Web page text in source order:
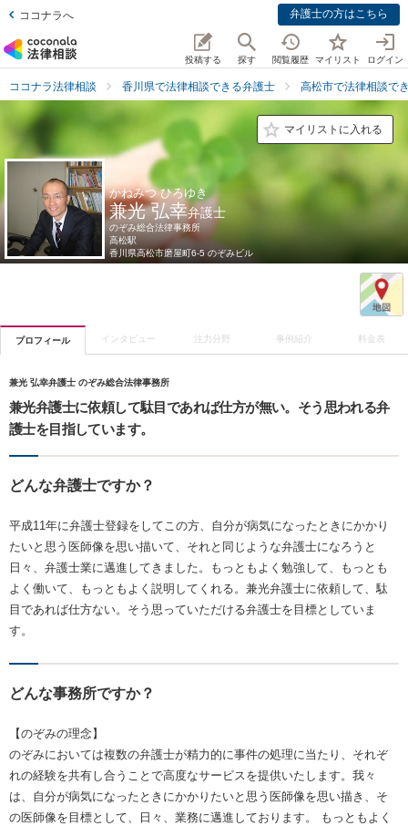
ココナラへ 弁護士の方はこちら
投稿する 探す 閲覧履歴 マイリスト ログイン
ココナラ法律相談 香川県で法律相談できる弁護士 高松市で法律相談で
マイリストに入れる
かねみつ ひろゆき
兼光 弘幸弁護士
のぞみ総合法律事務所
高松駅
香川県高松市磨屋町6-5 のぞみビル
プロフィール インタビュー 注力分野 事例紹介 料金表
兼光 弘幸弁護士 のぞみ総合法律事務所
兼光弁護士に依頼して駄目であれば仕方が無い。そう思われる弁
護士を目指しています。
どんな弁護士ですか？
平成11年に弁護士登録をしてこの方、自分が病気になったときにかかり
たいと思う医師像を思い描いて、それと同じような弁護士になろうと
日々、弁護士業に邁進してきました。もっともよく勉強して、もっとも
よく働いて、もっともよく説明してくれる。兼光弁護士に依頼して、駄
目であれば仕方ない。そう思っていただける弁護士を目標としていま
す。
どんな事務所ですか？
【のぞみの理念】
のぞみにおいては複数の弁護士が精力的に事件の処理に当たり、それぞ
れの経験を共有し合うことで高度なサービスを提供いたします。我々
は、自分が病気になったときにかかりたいと思う医師像を思い描き、そ
の医師像を目標として、日々、業務に邁進しております。 もっともよく